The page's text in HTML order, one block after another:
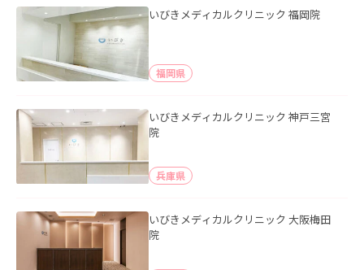
いびきメディカルクリニック 福岡院
福岡県
いびきメディカルクリニック 神戸三宮
院
兵庫県
いびきメディカルクリニック 大阪梅田
院